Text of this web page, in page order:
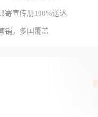
寄宣传册100%送达
销，多国覆盖